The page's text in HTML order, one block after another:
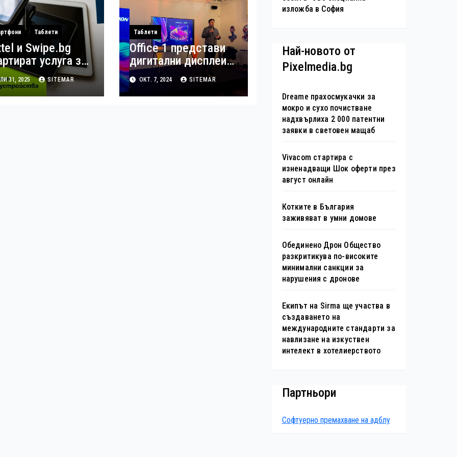
Таблети
и Swipe.bg
услуга за
изкупуване
и
за бизнеса
31, 2025 SITEMAR
Таблети
Office 1 представи
дигитални дисплеи
от ново поколение
на Hikvision
ОКТ. 7, 2024 SITEMAR
изложба в София
Най-новото от
Pixelmedia.bg
Dreame прахосмукачки за
мокро и сухо почистване
надхвърлиха 2 000 патентни
заявки в световен мащаб
Vivacom стартира с
изненадващи Шок оферти през
август онлайн
Котките в България
заживяват в умни домове
Обединено Дрон Общество
разкритикува по-високите
минимални санкции за
нарушения с дронове
Екипът на Sirma ще участва в
създаването на
международните стандарти за
навлизане на изкуствен
интелект в хотелиерството
Партньори
Софтуерно премахване на адблу